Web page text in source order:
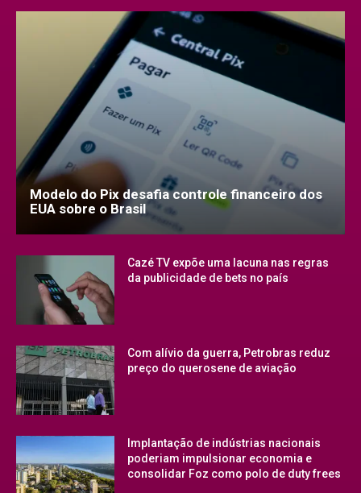
Modelo do Pix desafia controle financeiro dos
EUA sobre o Brasil
Cazé TV expõe uma lacuna nas regras
da publicidade de bets no país
Com alívio da guerra, Petrobras reduz
preço do querosene de aviação
Implantação de indústrias nacionais
poderiam impulsionar economia e
consolidar Foz como polo de duty frees